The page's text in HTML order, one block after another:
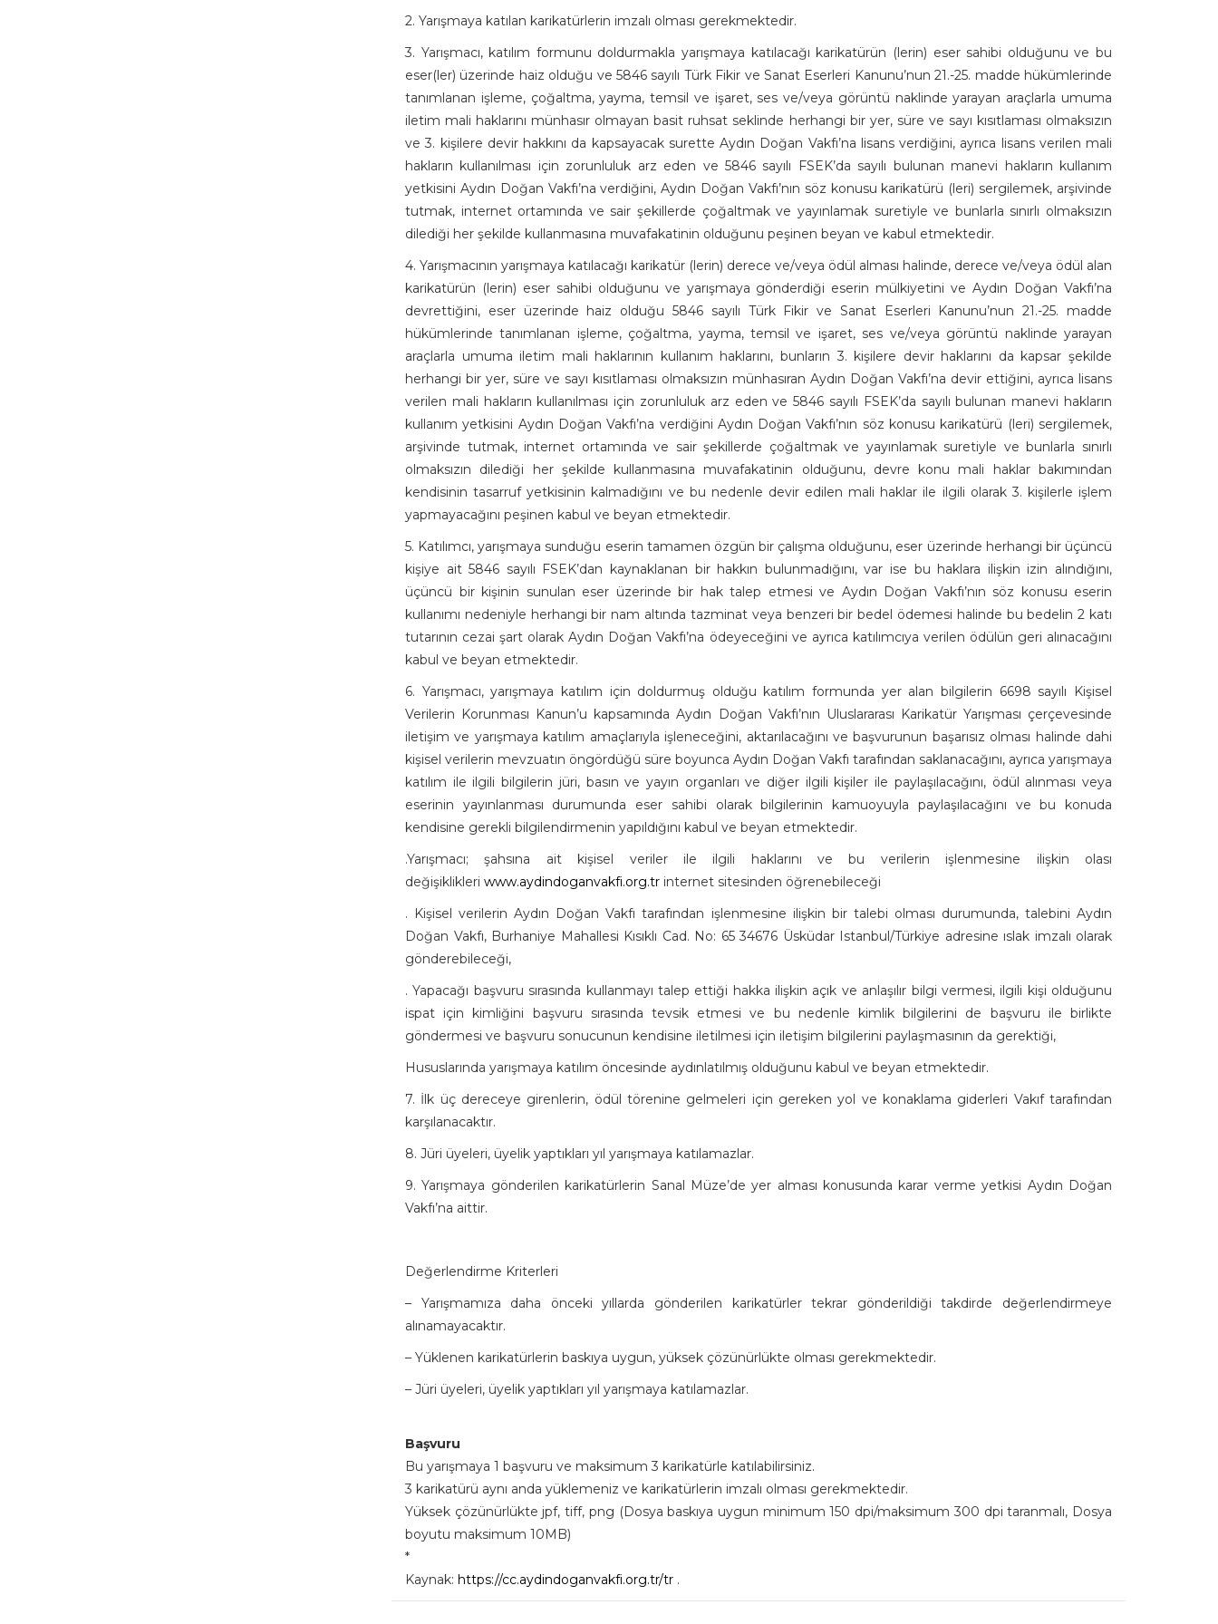
2. Yarışmaya katılan karikatürlerin imzalı olması gerekmektedir.
3. Yarışmacı, katılım formunu doldurmakla yarışmaya katılacağı karikatürün (lerin) eser sahibi olduğunu ve bu
eser(ler) üzerinde haiz olduğu ve 5846 sayılı Türk Fikir ve Sanat Eserleri Kanunu’nun 21.-25. madde hükümlerinde
tanımlanan işleme, çoğaltma, yayma, temsil ve işaret, ses ve/veya görüntü naklinde yarayan araçlarla umuma
iletim mali haklarını münhasır olmayan basit ruhsat seklinde herhangi bir yer, süre ve sayı kısıtlaması olmaksızın
ve 3. kişilere devir hakkını da kapsayacak surette Aydın Doğan Vakfı’na lisans verdiğini, ayrıca lisans verilen mali
hakların kullanılması için zorunluluk arz eden ve 5846 sayılı FSEK’da sayılı bulunan manevi hakların kullanım
yetkisini Aydın Doğan Vakfı’na verdiğini, Aydın Doğan Vakfı’nın söz konusu karikatürü (leri) sergilemek, arşivinde
tutmak, internet ortamında ve sair şekillerde çoğaltmak ve yayınlamak suretiyle ve bunlarla sınırlı olmaksızın
dilediği her şekilde kullanmasına muvafakatinin olduğunu peşinen beyan ve kabul etmektedir.
4. Yarışmacının yarışmaya katılacağı karikatür (lerin) derece ve/veya ödül alması halinde, derece ve/veya ödül alan
karikatürün (lerin) eser sahibi olduğunu ve yarışmaya gönderdiği eserin mülkiyetini ve Aydın Doğan Vakfı’na
devrettiğini, eser üzerinde haiz olduğu 5846 sayılı Türk Fikir ve Sanat Eserleri Kanunu’nun 21.-25. madde
hükümlerinde tanımlanan işleme, çoğaltma, yayma, temsil ve işaret, ses ve/veya görüntü naklinde yarayan
araçlarla umuma iletim mali haklarının kullanım haklarını, bunların 3. kişilere devir haklarını da kapsar şekilde
herhangi bir yer, süre ve sayı kısıtlaması olmaksızın münhasıran Aydın Doğan Vakfı’na devir ettiğini, ayrıca lisans
verilen mali hakların kullanılması için zorunluluk arz eden ve 5846 sayılı FSEK’da sayılı bulunan manevi hakların
kullanım yetkisini Aydın Doğan Vakfı’na verdiğini Aydın Doğan Vakfı’nın söz konusu karikatürü (leri) sergilemek,
arşivinde tutmak, internet ortamında ve sair şekillerde çoğaltmak ve yayınlamak suretiyle ve bunlarla sınırlı
olmaksızın dilediği her şekilde kullanmasına muvafakatinin olduğunu, devre konu mali haklar bakımından
kendisinin tasarruf yetkisinin kalmadığını ve bu nedenle devir edilen mali haklar ile ilgili olarak 3. kişilerle işlem
yapmayacağını peşinen kabul ve beyan etmektedir.
5. Katılımcı, yarışmaya sunduğu eserin tamamen özgün bir çalışma olduğunu, eser üzerinde herhangi bir üçüncü
kişiye ait 5846 sayılı FSEK’dan kaynaklanan bir hakkın bulunmadığını, var ise bu haklara ilişkin izin alındığını,
üçüncü bir kişinin sunulan eser üzerinde bir hak talep etmesi ve Aydın Doğan Vakfı’nın söz konusu eserin
kullanımı nedeniyle herhangi bir nam altında tazminat veya benzeri bir bedel ödemesi halinde bu bedelin 2 katı
tutarının cezai şart olarak Aydın Doğan Vakfı’na ödeyeceğini ve ayrıca katılımcıya verilen ödülün geri alınacağını
kabul ve beyan etmektedir.
6. Yarışmacı, yarışmaya katılım için doldurmuş olduğu katılım formunda yer alan bilgilerin 6698 sayılı Kişisel
Verilerin Korunması Kanun’u kapsamında Aydın Doğan Vakfı’nın Uluslararası Karikatür Yarışması çerçevesinde
iletişim ve yarışmaya katılım amaçlarıyla işleneceğini, aktarılacağını ve başvurunun başarısız olması halinde dahi
kişisel verilerin mevzuatın öngördüğü süre boyunca Aydın Doğan Vakfı tarafından saklanacağını, ayrıca yarışmaya
katılım ile ilgili bilgilerin jüri, basın ve yayın organları ve diğer ilgili kişiler ile paylaşılacağını, ödül alınması veya
eserinin yayınlanması durumunda eser sahibi olarak bilgilerinin kamuoyuyla paylaşılacağını ve bu konuda
kendisine gerekli bilgilendirmenin yapıldığını kabul ve beyan etmektedir.
.Yarışmacı; şahsına ait kişisel veriler ile ilgili haklarını ve bu verilerin işlenmesine ilişkin olası
değişiklikleri www.aydindoganvakfi.org.tr internet sitesinden öğrenebileceği
. Kişisel verilerin Aydın Doğan Vakfı tarafından işlenmesine ilişkin bir talebi olması durumunda, talebini Aydın
Doğan Vakfı, Burhaniye Mahallesi Kısıklı Cad. No: 65 34676 Üsküdar Istanbul/Türkiye adresine ıslak imzalı olarak
gönderebileceği,
. Yapacağı başvuru sırasında kullanmayı talep ettiği hakka ilişkin açık ve anlaşılır bilgi vermesi, ilgili kişi olduğunu
ispat için kimliğini başvuru sırasında tevsik etmesi ve bu nedenle kimlik bilgilerini de başvuru ile birlikte
göndermesi ve başvuru sonucunun kendisine iletilmesi için iletişim bilgilerini paylaşmasının da gerektiği,
Hususlarında yarışmaya katılım öncesinde aydınlatılmış olduğunu kabul ve beyan etmektedir.
7. İlk üç dereceye girenlerin, ödül törenine gelmeleri için gereken yol ve konaklama giderleri Vakıf tarafından
karşılanacaktır.
8. Jüri üyeleri, üyelik yaptıkları yıl yarışmaya katılamazlar.
9. Yarışmaya gönderilen karikatürlerin Sanal Müze’de yer alması konusunda karar verme yetkisi Aydın Doğan
Vakfı’na aittir.
Değerlendirme Kriterleri
– Yarışmamıza daha önceki yıllarda gönderilen karikatürler tekrar gönderildiği takdirde değerlendirmeye
alınamayacaktır.
– Yüklenen karikatürlerin baskıya uygun, yüksek çözünürlükte olması gerekmektedir.
– Jüri üyeleri, üyelik yaptıkları yıl yarışmaya katılamazlar.
Başvuru
Bu yarışmaya 1 başvuru ve maksimum 3 karikatürle katılabilirsiniz.
3 karikatürü aynı anda yüklemeniz ve karikatürlerin imzalı olması gerekmektedir.
Yüksek çözünürlükte jpf, tiff, png (Dosya baskıya uygun minimum 150 dpi/maksimum 300 dpi taranmalı, Dosya
boyutu maksimum 10MB)
*
Kaynak: https://cc.aydindoganvakfi.org.tr/tr .